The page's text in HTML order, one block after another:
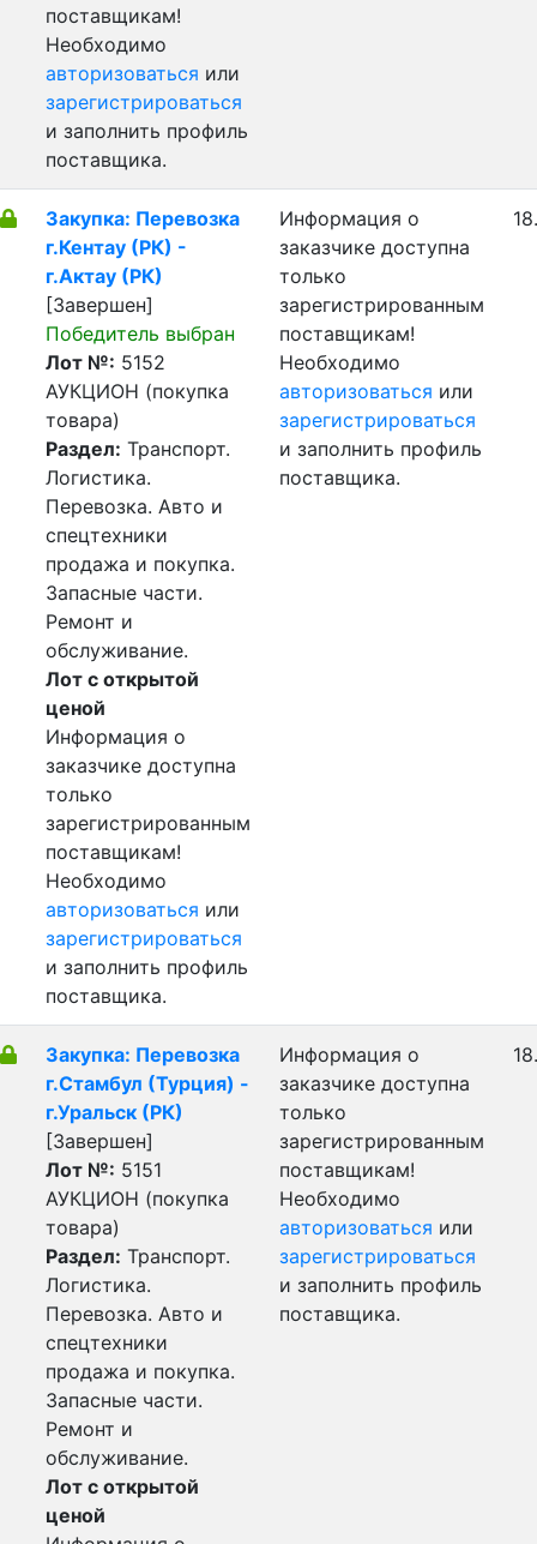
поставщикам!
Необходимо
авторизоваться или
зарегистрироваться
и заполнить профиль
поставщика.
Закупка: Перевозка
г.Кентау (РК) -
г.Актау (РК)
[Завершен]
Победитель выбран
Лот №: 5152
АУКЦИОН (покупка
товара)
Раздел: Транспорт.
Логистика.
Перевозка. Авто и
спецтехники
продажа и покупка.
Запасные части.
Ремонт и
обслуживание.
Лот с открытой
ценой
Информация о
заказчике доступна
только
зарегистрированным
поставщикам!
Необходимо
авторизоваться или
зарегистрироваться
и заполнить профиль
поставщика.
Информация о
заказчике доступна
только
зарегистрированным
поставщикам!
Необходимо
авторизоваться или
зарегистрироваться
и заполнить профиль
поставщика.
Закупка: Перевозка
г.Стамбул (Турция) -
г.Уральск (РК)
[Завершен]
Лот №: 5151
АУКЦИОН (покупка
товара)
Раздел: Транспорт.
Логистика.
Перевозка. Авто и
спецтехники
продажа и покупка.
Запасные части.
Ремонт и
обслуживание.
Лот с открытой
ценой
Информация о
заказчике доступна
только
зарегистрированным
поставщикам!
Необходимо
авторизоваться или
зарегистрироваться
и заполнить профиль
поставщика.